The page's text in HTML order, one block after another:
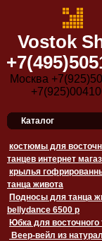
Vostok
Москва
Каталог
костюмы для
танцев интернет
крылья
танца живота
Подносы для танца
bellydance 6500 p
Юбка для восточного
Веер-вейл из